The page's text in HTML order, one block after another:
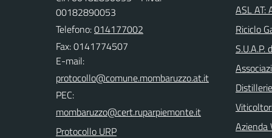
00182890053
Telefono:014177002
Fax: 0141774507
E-mail:
PEC:
Protocollo URP
ASL AT:
Riciclo
Azienda